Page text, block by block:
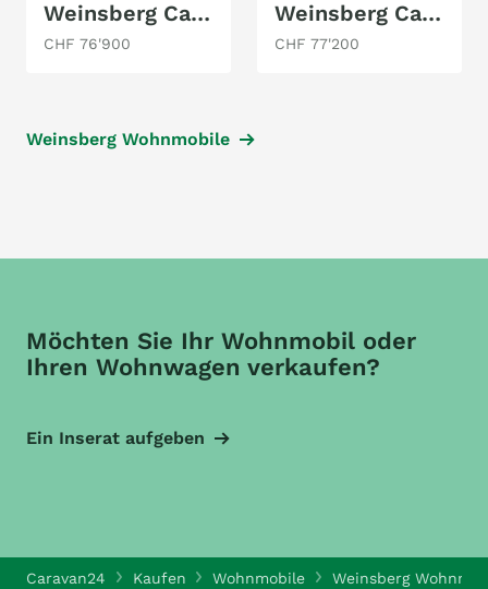
Weinsberg Cara Compact 600 MEG Edition [Pepper]
CHF 76'900
Weinsberg Cara Suite 650 MEG Edition [Spicy]
CHF 77'200
Weinsberg Wohnmobile
Möchten Sie Ihr Wohnmobil oder
Ihren Wohnwagen verkaufen?
Ein Inserat aufgeben
Caravan24 Kaufen Wohnmobile Weinsberg